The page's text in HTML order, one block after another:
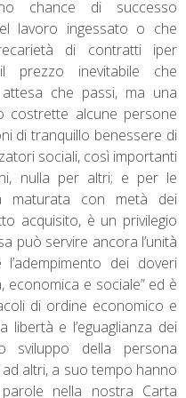
chance di successo
lavoro ingessato o che
di contratti iper
prezzo inevitabile che
che passi, ma una
costrette alcune persone
di tranquillo benessere di
sociali, così importanti
nulla per altri; e per le
maturata con metà dei
acquisito, è un privilegio
può servire ancora l’unità
l’adempimento dei doveri
economica e sociale” ed è
di ordine economico e
libertà e l’eguaglianza dei
sviluppo della persona
altri, a suo tempo hanno
nella nostra Carta